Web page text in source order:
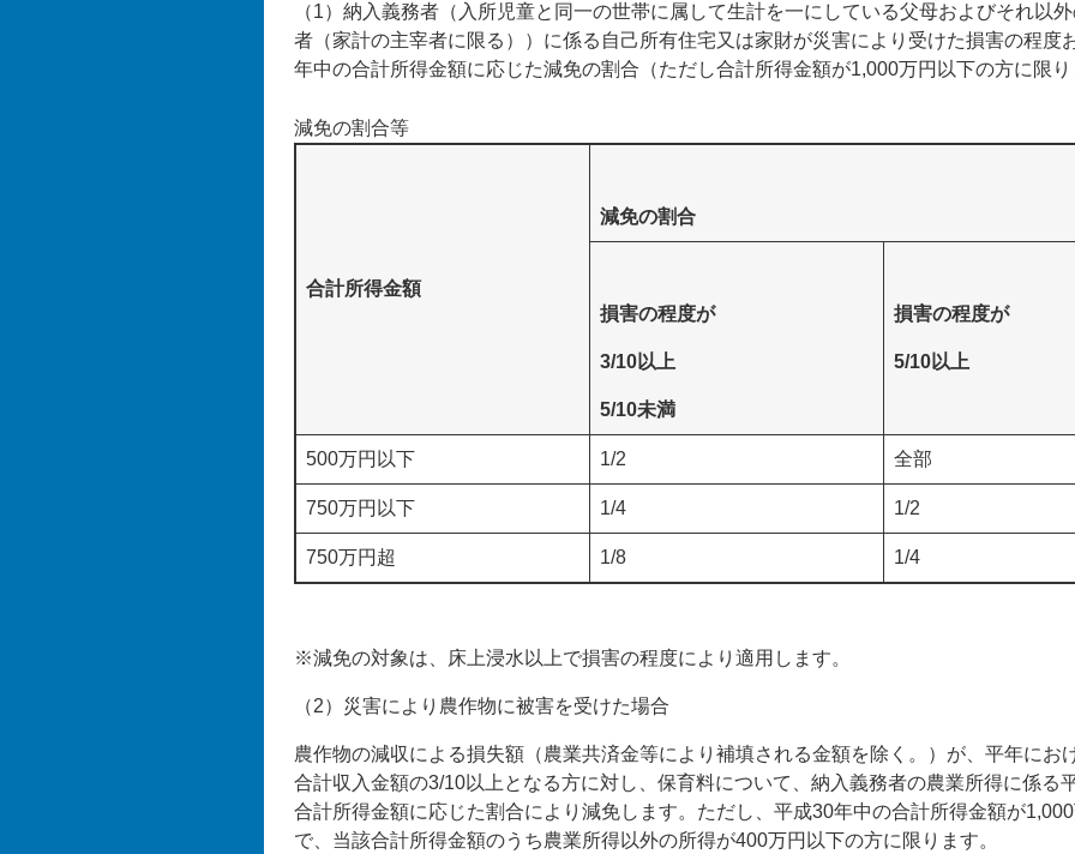
（1）納入義務者（入所児童と同一の世帯に属して生計を一にしている父母およびそれ以
者（家計の主宰者に限る））に係る自己所有住宅又は家財が災害により受けた損害の程度
年中の合計所得金額に応じた減免の割合（ただし合計所得金額が1,000万円以下の方に限り
減免の割合等
合計所得金額
減免の割合
損害の程度が
3/10以上
5/10未満
損害の程度が
5/10以上
500万円以下 1/2 全部
750万円以下 1/4 1/2
750万円超 1/8 1/4
※減免の対象は、床上浸水以上で損害の程度により適用します。
（2）災害により農作物に被害を受けた場合
農作物の減収による損失額（農業共済金等により補填される金額を除く。）が、平年にお
合計収入金額の3/10以上となる方に対し、保育料について、納入義務者の農業所得に係る
合計所得金額に応じた割合により減免します。ただし、平成30年中の合計所得金額が
で、当該合計所得金額のうち農業所得以外の所得が400万円以下の方に限ります。